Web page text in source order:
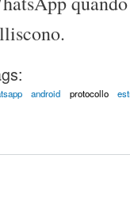
android protocollo